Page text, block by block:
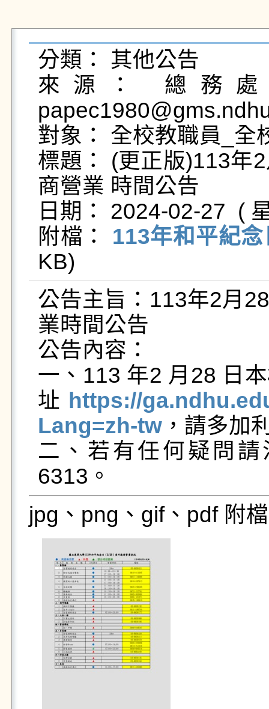
分類： 其他公告
來源： 總務
對象： 全校教職員_全
標題： (更正版)113年
商營業 時間公告
日期： 2024-02-27  (
附檔： 113年和平紀
KB)
公告主旨：113年2月
業時間公告
公告內容：
一、113 年2 月28 日
址 https://
Lang=zh-tw，請多加
二、若有任何疑問
6313。
jpg、png、gif、pdf 附